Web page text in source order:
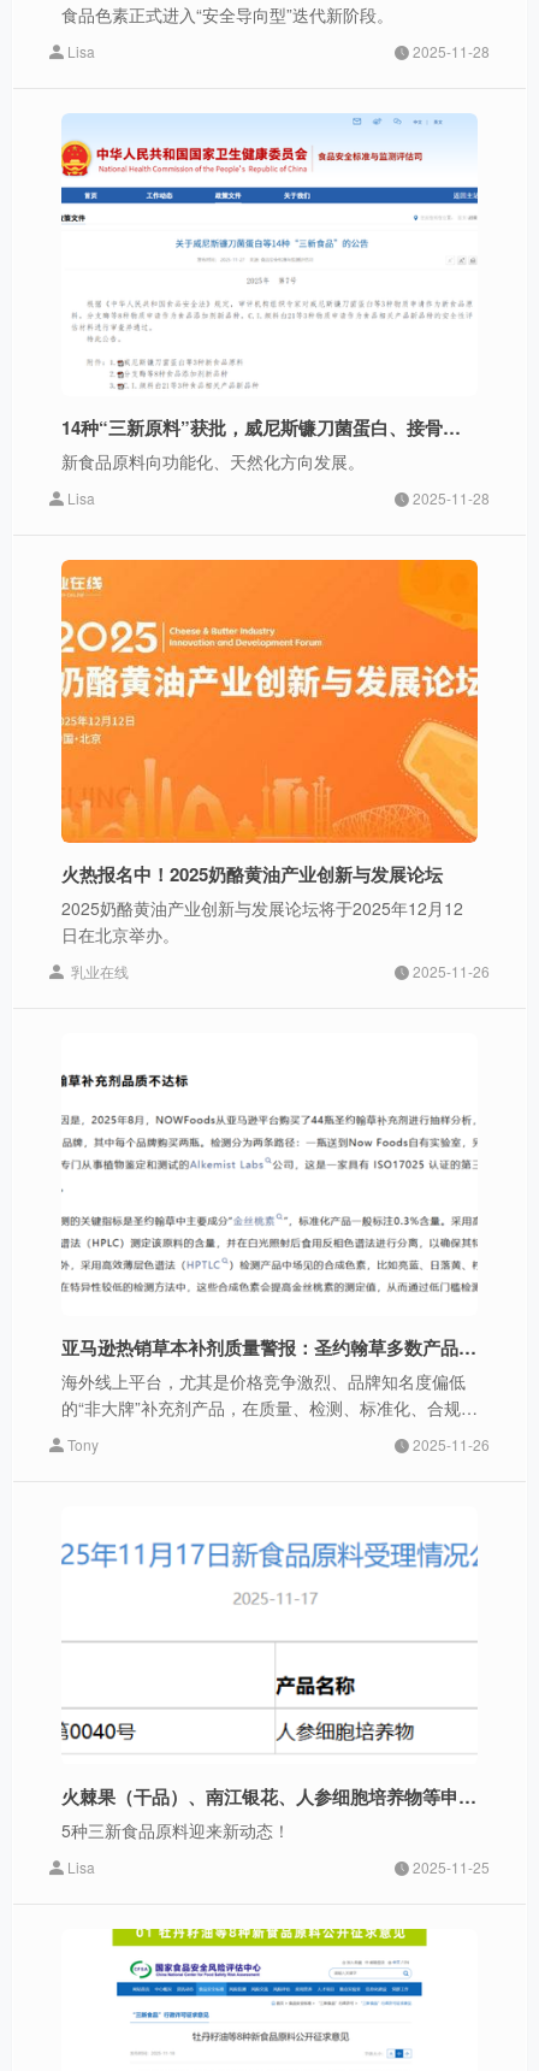
食品色素正式进入“安全导向型”迭代新阶段。
Lisa 2025-11-28
14种“三新原料”获批，威尼斯镰刀菌蛋白、接骨木莓花色苷、油橄榄果多酚上榜
新食品原料向功能化、天然化方向发展。
Lisa 2025-11-28
火热报名中！2025奶酪黄油产业创新与发展论坛
2025奶酪黄油产业创新与发展论坛将于2025年12月12
日在北京举办。
乳业在线 2025-11-26
亚马逊热销草本补剂质量警报：圣约翰草多数产品不达标
海外线上平台，尤其是价格竞争激烈、品牌知名度偏低
的“非大牌”补充剂产品，在质量、检测、标准化、合规性
方面或存在安全隐患。
Tony 2025-11-26
火棘果（干品）、南江银花、人参细胞培养物等申报“三新原料”
5种三新食品原料迎来新动态！
Lisa 2025-11-25